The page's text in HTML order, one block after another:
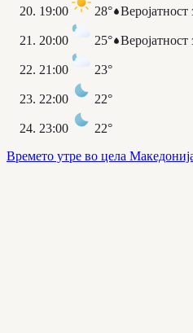
19:00 28°
20:00 25°
21:00 23°
22:00 22°
23:00
22°
Времето утре во цела